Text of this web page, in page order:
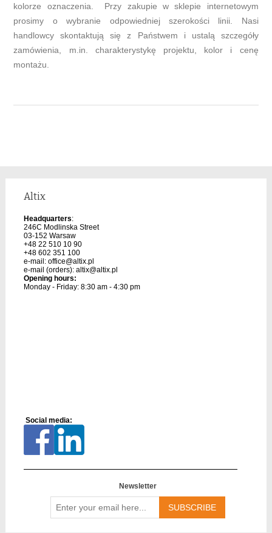
kolorze oznaczenia. Przy zakupie w sklepie internetowym
prosimy o wybranie odpowiedniej szerokości linii. Nasi
handlowcy skontaktują się z Państwem i ustalą szczegóły
zamówienia, m.in. charakterystykę projektu, kolor i cenę
montażu.
Altix
Headquarters:
246C Modlinska Street
03-152 Warsaw
+48 22 510 10 90
+48 602 351 100
e-mail: office@altix.pl
e-mail (orders): altix@altix.pl
Opening hours:
Monday - Friday: 8:30 am - 4:30 pm
Social media:
Newsletter
your
email